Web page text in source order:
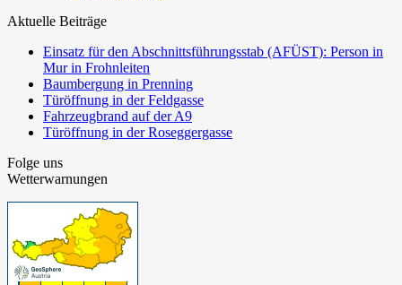
Aktuelle Beiträge
Einsatz für den Abschnittsführungsstab (AFÜST): Person in
Mur in Frohnleiten
Baumbergung in Prenning
Türöffnung in der Feldgasse
Fahrzeugbrand auf der A9
Türöffnung in der Roseggergasse
Folge uns
Wetterwarnungen